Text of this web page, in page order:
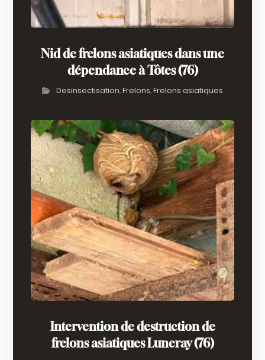
Nid de frelons asiatiques dans une
dépendance à Tôtes (76)
Desinsectisation,Frelons,Frelons asiatiques
Intervention de destruction de
frelons asiatiques Luneray (76)